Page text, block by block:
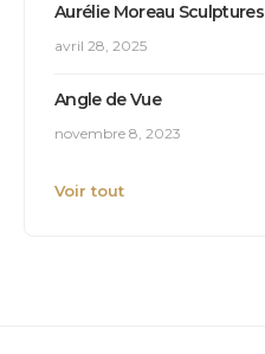
Aurélie Moreau Sculptures
avril 28, 2025
Angle de Vue
novembre 8, 2023
Voir tout